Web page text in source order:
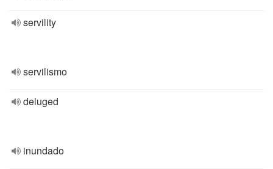
servility
servilismo
deluged
inundado